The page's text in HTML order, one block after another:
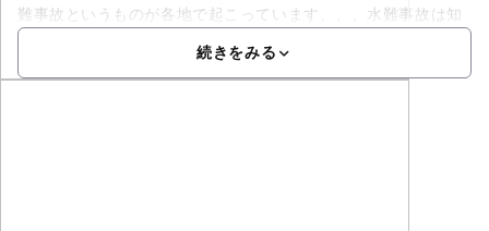
難事故というものが各地で起こっています、、、水難事故は知
続きをみる